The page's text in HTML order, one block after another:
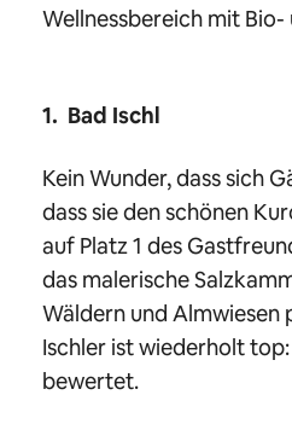
Wellnessbereich mit
1. Bad Ischl
Kein Wunder, dass sich
dass sie den schönen
auf Platz 1 des
das malerische
Wäldern und
Ischler ist wiederholt
bewertet.